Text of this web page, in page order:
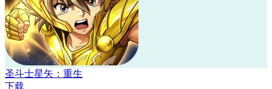
圣斗士星矢：重生
下载